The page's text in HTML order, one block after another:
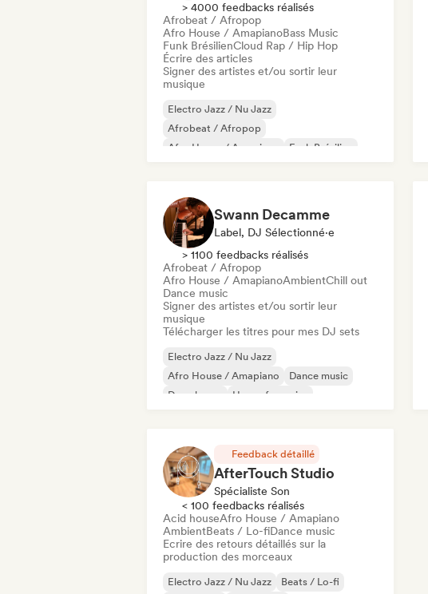
> 4000 feedbacks réalisés
Afrobeat / Afropop
Afro House / AmapianoBass Music
Funk BrésilienCloud Rap / Hip Hop
Écrire des articles
Signer des artistes et/ou sortir leur
musique
Electro Jazz / Nu Jazz
Afrobeat / Afropop
Afro House / Amapiano
Funk Brésilien
Swann Decamme
Label, DJ Sélectionné·e
> 1100 feedbacks réalisés
Afrobeat / Afropop
Afro House / AmapianoAmbientChill out
Dance music
Signer des artistes et/ou sortir leur
musique
Télécharger les titres pour mes DJ sets
Electro Jazz / Nu Jazz
Afro House / Amapiano
Dance music
Deep house
House française
Feedback détaillé
AfterTouch Studio
Spécialiste Son
< 100 feedbacks réalisés
Acid houseAfro House / Amapiano
AmbientBeats / Lo-fiDance music
Ecrire des retours détaillés sur la
production des morceaux
Electro Jazz / Nu Jazz
Beats / Lo-fi